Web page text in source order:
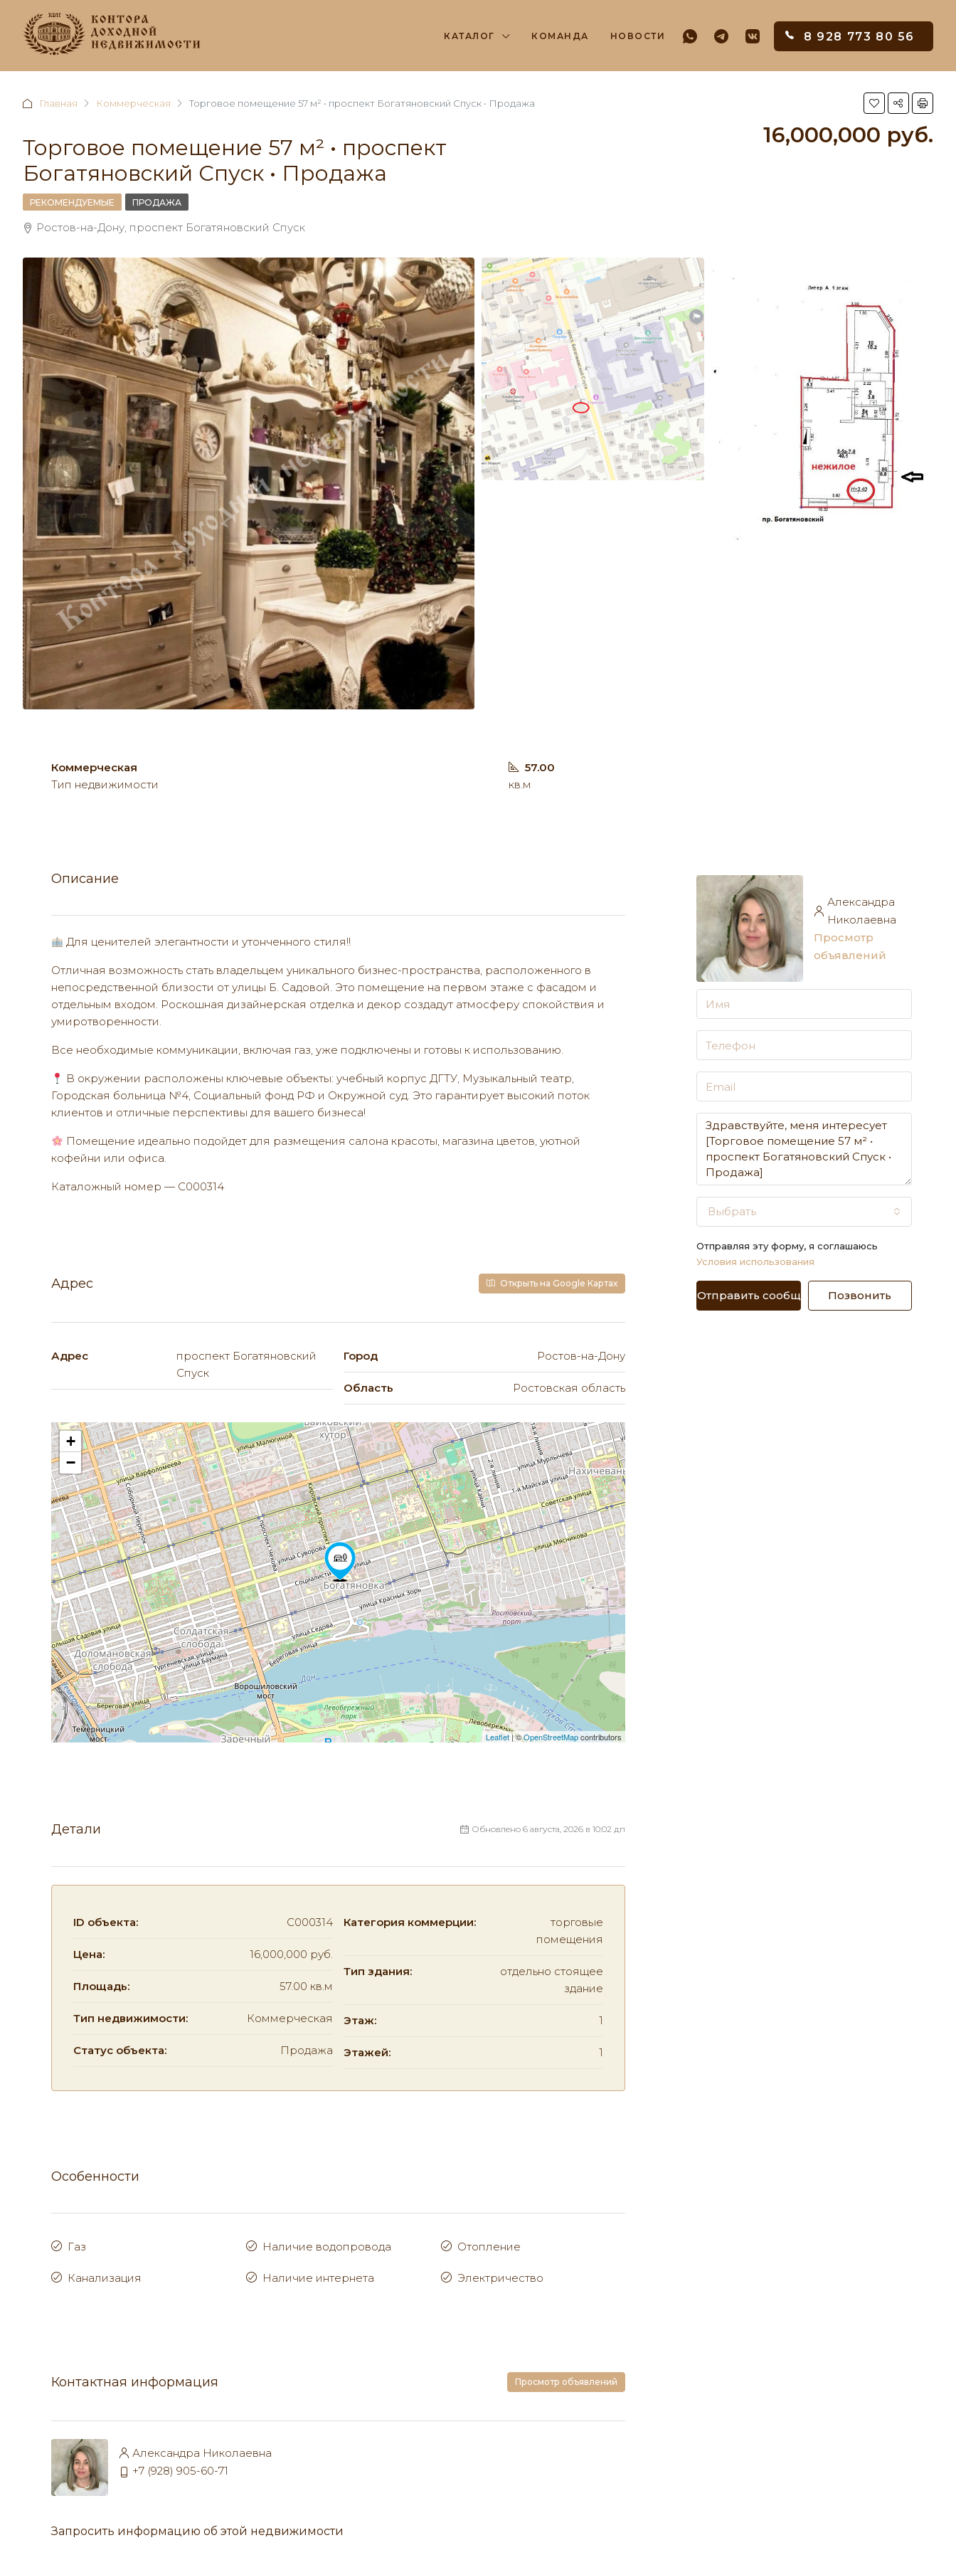
КАТАЛОГ КОМАНДА НОВОСТИ 8 928 773 80 56
Главная Коммерческая Торговое помещение 57 м² • проспект Богатяновский Спуск • Продажа
Торговое помещение 57 м² • проспект
Богатяновский Спуск • Продажа
16,000,000 руб.
РЕКОМЕНДУЕМЫЕ ПРОДАЖА
Ростов-на-Дону, проспект Богатяновский Спуск
Коммерческая
Тип недвижимости
57.00
кв.м
Описание
Для ценителей элегантности и утонченного стиля!!
Отличная возможность стать владельцем уникального бизнес-пространства, расположенного в
непосредственной близости от улицы Б. Садовой. Это помещение на первом этаже с фасадом и
отдельным входом. Роскошная дизайнерская отделка и декор создадут атмосферу спокойствия и
умиротворенности.
Все необходимые коммуникации, включая газ, уже подключены и готовы к использованию.
В окружении расположены ключевые объекты: учебный корпус ДГТУ, Музыкальный театр,
Городская больница №4, Социальный фонд РФ и Окружной суд. Это гарантирует высокий поток
клиентов и отличные перспективы для вашего бизнеса!
Помещение идеально подойдет для размещения салона красоты, магазина цветов, уютной
кофейни или офиса.
Каталожный номер — C000314
Адрес Открыть на Google Картах
Адрес
проспект Богатяновский
Спуск
Город Ростов-на-Дону
Область Ростовская область
+
−
Leaflet| ©OpenStreetMapcontributors
Детали Обновлено 6 августа, 2026 в 10:02 дп
ID объекта: C000314
Цена: 16,000,000 руб.
Площадь: 57.00 кв.м
Тип недвижимости: Коммерческая
Статус объекта: Продажа
Категория коммерции:
торговые
помещения
Тип здания:
отдельно стоящее
здание
Этаж: 1
Этажей: 1
Особенности
Газ
Канализация
Наличие водопровода
Наличие интернета
Отопление
Электричество
Контактная информация Просмотр объявлений
Александра Николаевна
+7 (928) 905-60-71
Запросить информацию об этой недвижимости
Александра
Николаевна
Просмотр
объявлений
Выбрать
Отправляя эту форму, я соглашаюсь
Условия использования
Отправить сообщениеПозвонить